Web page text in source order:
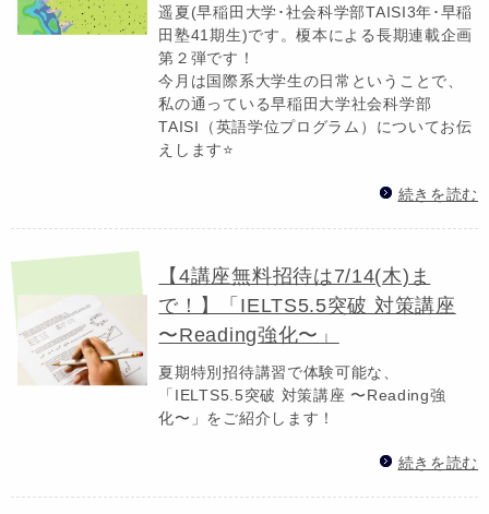
遥夏(早稲田大学･社会科学部TAISI3年･早稲
田塾41期生)です。榎本による長期連載企画
第２弾です！
今月は国際系大学生の日常ということで、
私の通っている早稲田大学社会科学部
TAISI（英語学位プログラム）についてお伝
えします⭐️
続きを読む
【4講座無料招待は7/14(木)ま
で！】「IELTS5.5突破 対策講座
〜Reading強化〜」
夏期特別招待講習で体験可能な、
「IELTS5.5突破 対策講座 〜Reading強
化〜」をご紹介します！
続きを読む